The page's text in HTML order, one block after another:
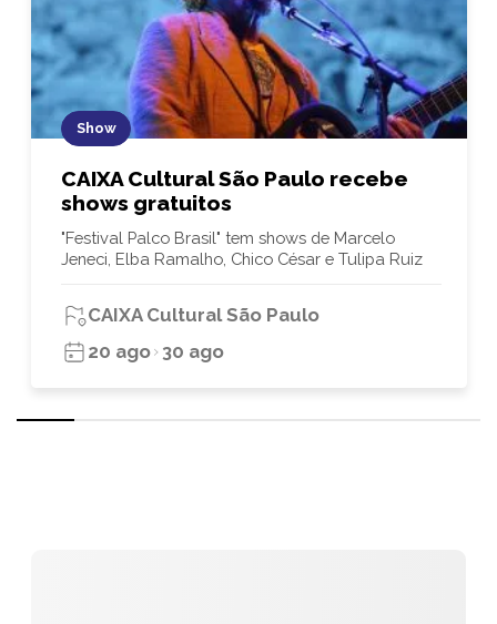
Show
CAIXA Cultural São Paulo recebe
shows gratuitos
"Festival Palco Brasil" tem shows de Marcelo
Jeneci, Elba Ramalho, Chico César e Tulipa Ruiz
CAIXA Cultural São Paulo
20 ago 30 ago